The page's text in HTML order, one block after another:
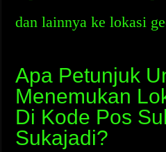
dan lainnya ke lokasi
Apa Petunjuk
Menemukan
Di Kode Pos
Sukajadi?